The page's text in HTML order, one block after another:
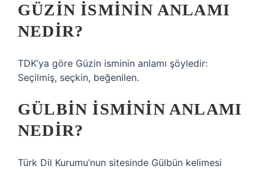
GÜZIN ISMININ ANLAMI
NEDIR?
TDK’ya göre Güzin isminin anlamı şöyledir:
Seçilmiş, seçkin, beğenilen.
GÜLBIN ISMININ ANLAMI
NEDIR?
Türk Dil Kurumu’nun sitesinde Gülbün kelimesi